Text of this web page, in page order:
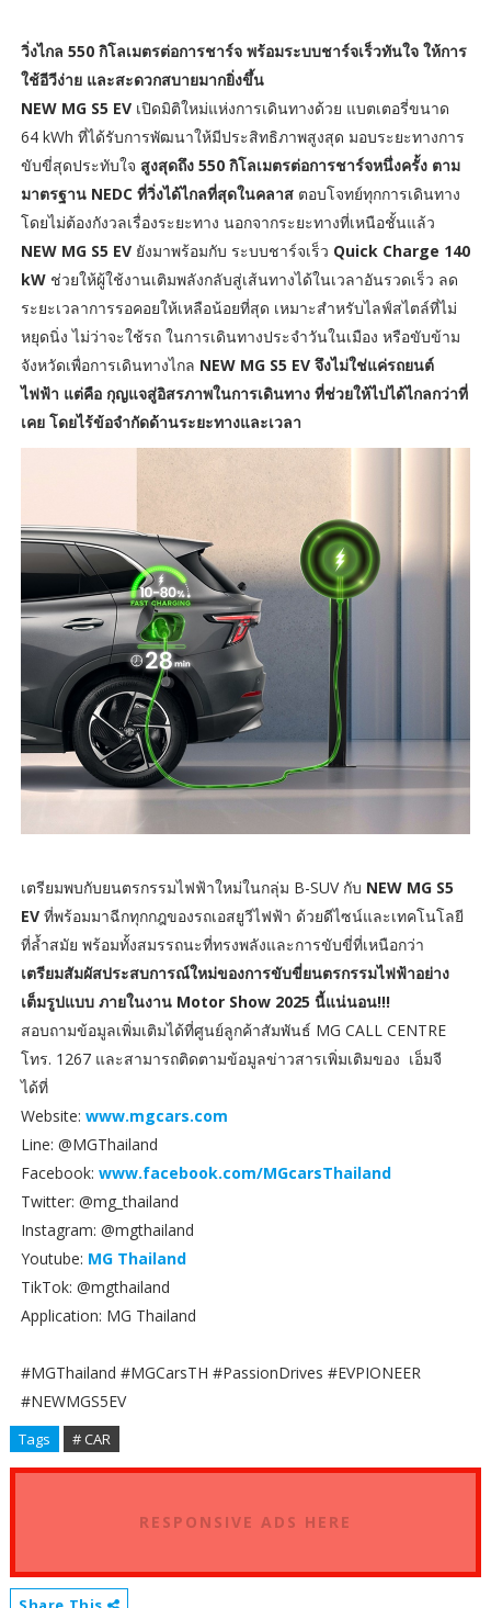
วิ่งไกล 550 กิโลเมตรต่อการชาร์จ พร้อมระบบชาร์จเร็วทันใจ ให้การ
ใช้อีวีง่าย และสะดวกสบายมากยิ่งขึ้น
NEW MG S5 EVเปิดมิติใหม่แห่งการเดินทางด้วย แบตเตอรี่ขนาด
64 kWh ที่ได้รับการพัฒนาให้มีประสิทธิภาพสูงสุด มอบระยะทางการ
ขับขี่สุดประทับใจ สูงสุดถึง 550 กิโลเมตรต่อการชาร์จหนึ่งครั้ง ตาม
มาตรฐาน NEDC ที่วิ่งได้ไกลที่สุดในคลาสตอบโจทย์ทุกการเดินทาง
โดยไม่ต้องกังวลเรื่องระยะทาง นอกจากระยะทางที่เหนือชั้นแล้ว
NEW MG S5 EVยังมาพร้อมกับ ระบบชาร์จเร็ว Quick Charge 140
kW ช่วยให้ผู้ใช้งานเติมพลังกลับสู่เส้นทางได้ในเวลาอันรวดเร็ว ลด
ระยะเวลาการรอคอยให้เหลือน้อยที่สุด เหมาะสำหรับไลฟ์สไตล์ที่ไม่
หยุดนิ่ง ไม่ว่าจะใช้รถ ในการเดินทางประจำวันในเมือง หรือขับข้าม
จังหวัดเพื่อการเดินทางไกล NEW MG S5 EV จึงไม่ใช่แค่รถยนต์
ไฟฟ้า แต่คือ กุญแจสู่อิสรภาพในการเดินทาง ที่ช่วยให้ไปได้ไกลกว่าที่
เคย โดยไร้ข้อจำกัดด้านระยะทางและเวลา
เตรียมพบกับยนตรกรรมไฟฟ้าใหม่ในกลุ่ม B-SUV กับ NEW MG S5
EVที่พร้อมมาฉีกทุกกฎของรถเอสยูวีไฟฟ้า ด้วยดีไซน์และเทคโนโลยี
ที่ล้ำสมัย พร้อมทั้งสมรรถนะที่ทรงพลังและการขับขี่ที่เหนือกว่า
เตรียมสัมผัสประสบการณ์ใหม่ของการขับขี่ยนตรกรรมไฟฟ้าอย่าง
เต็มรูปแบบ ภายในงาน Motor Show 2025 นี้แน่นอน!!!
สอบถามข้อมูลเพิ่มเติมได้ที่ศูนย์ลูกค้าสัมพันธ์ MG CALL CENTRE
โทร. 1267 และสามารถติดตามข้อมูลข่าวสารเพิ่มเติมของ เอ็มจี
ได้ที่
Website: www.mgcars.com
Line: @MGThailand
Facebook: www.facebook.com/MGcarsThailand
Twitter: @mg_thailand
Instagram: @mgthailand
Youtube: MG Thailand
TikTok: @mgthailand
Application: MG Thailand
#MGThailand #MGCarsTH #PassionDrives #EVPIONEER
#NEWMGS5EV
Tags # CAR
RESPONSIVE ADS HERE